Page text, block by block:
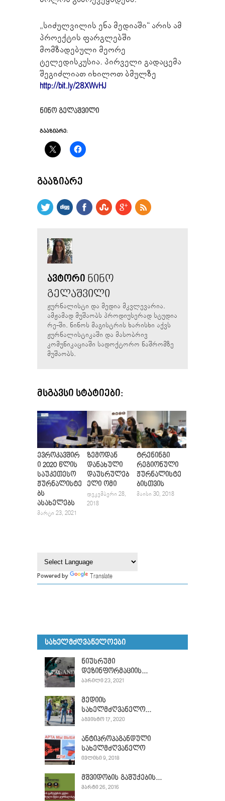
„სიძულვილის ენა მედიაში“ არის ამ
პროექტის ფარგლებში
მომზადებული მეორე
ტელედისკუსია. პირველი გადაცემა
შეგიძლიათ იხილოთ ბმულზე
http://bit.ly/28XWvHJ
ნინო გელაშვილი
ᲒᲐᲐᲖᲘᲐᲠᲔ:
ᲒᲐᲐᲖᲘᲐᲠᲔ
ᲐᲕᲢᲝᲠᲘ ᲜᲘᲜᲝ
ᲒᲔᲚᲐᲨᲕᲘᲚᲘ
ჟურნალისტი და მედია მკვლევარია.
ამჟამად მუშაობს პროდიუსერად სტუდია
რე-ში. ნინოს მაგისტრის ხარისხი აქვს
ჟურნალისტიკაში და მასობრივ
კომუნიკაციაში სადოქტორო ნაშრომზე
მუშაობს.
ᲛᲡᲒᲐᲕᲡᲘ ᲡᲢᲐᲢᲘᲔᲑᲘ:
ევროკავშირ
ი 2020 წლის
საუკეთესო
ჟურნალისტე
ბს
ასახელებს
ᲛᲐᲠᲢᲘ 23, 2021
ზემოდან
დანახული
დაუსრულებ
ელი ომი
ᲓᲔᲙᲔᲛᲑᲔᲠᲘ 28,
2018
ტრენინგი
რეგიონული
ჟურნალისტე
ბისთვის
ᲛᲐᲘᲡᲘ 30, 2018
Powered by Translate
ᲡᲐᲮᲔᲚᲛᲫᲦᲕᲐᲜᲔᲚᲝᲔᲑᲘ
ნიუსრუმი
დეზინფორმაციის...
ᲐᲞᲠᲘᲚᲘ 23, 2021
მედიის
სახელმძღვანელო...
ᲐᲒᲕᲘᲡᲢᲝ 17, 2020
ანტიპროპაგანდული
სახელმძღვანელო
ᲘᲕᲚᲘᲡᲘ 9, 2018
მშვიდობის გაშუქების...
ᲛᲐᲠᲢᲘ 26, 2016